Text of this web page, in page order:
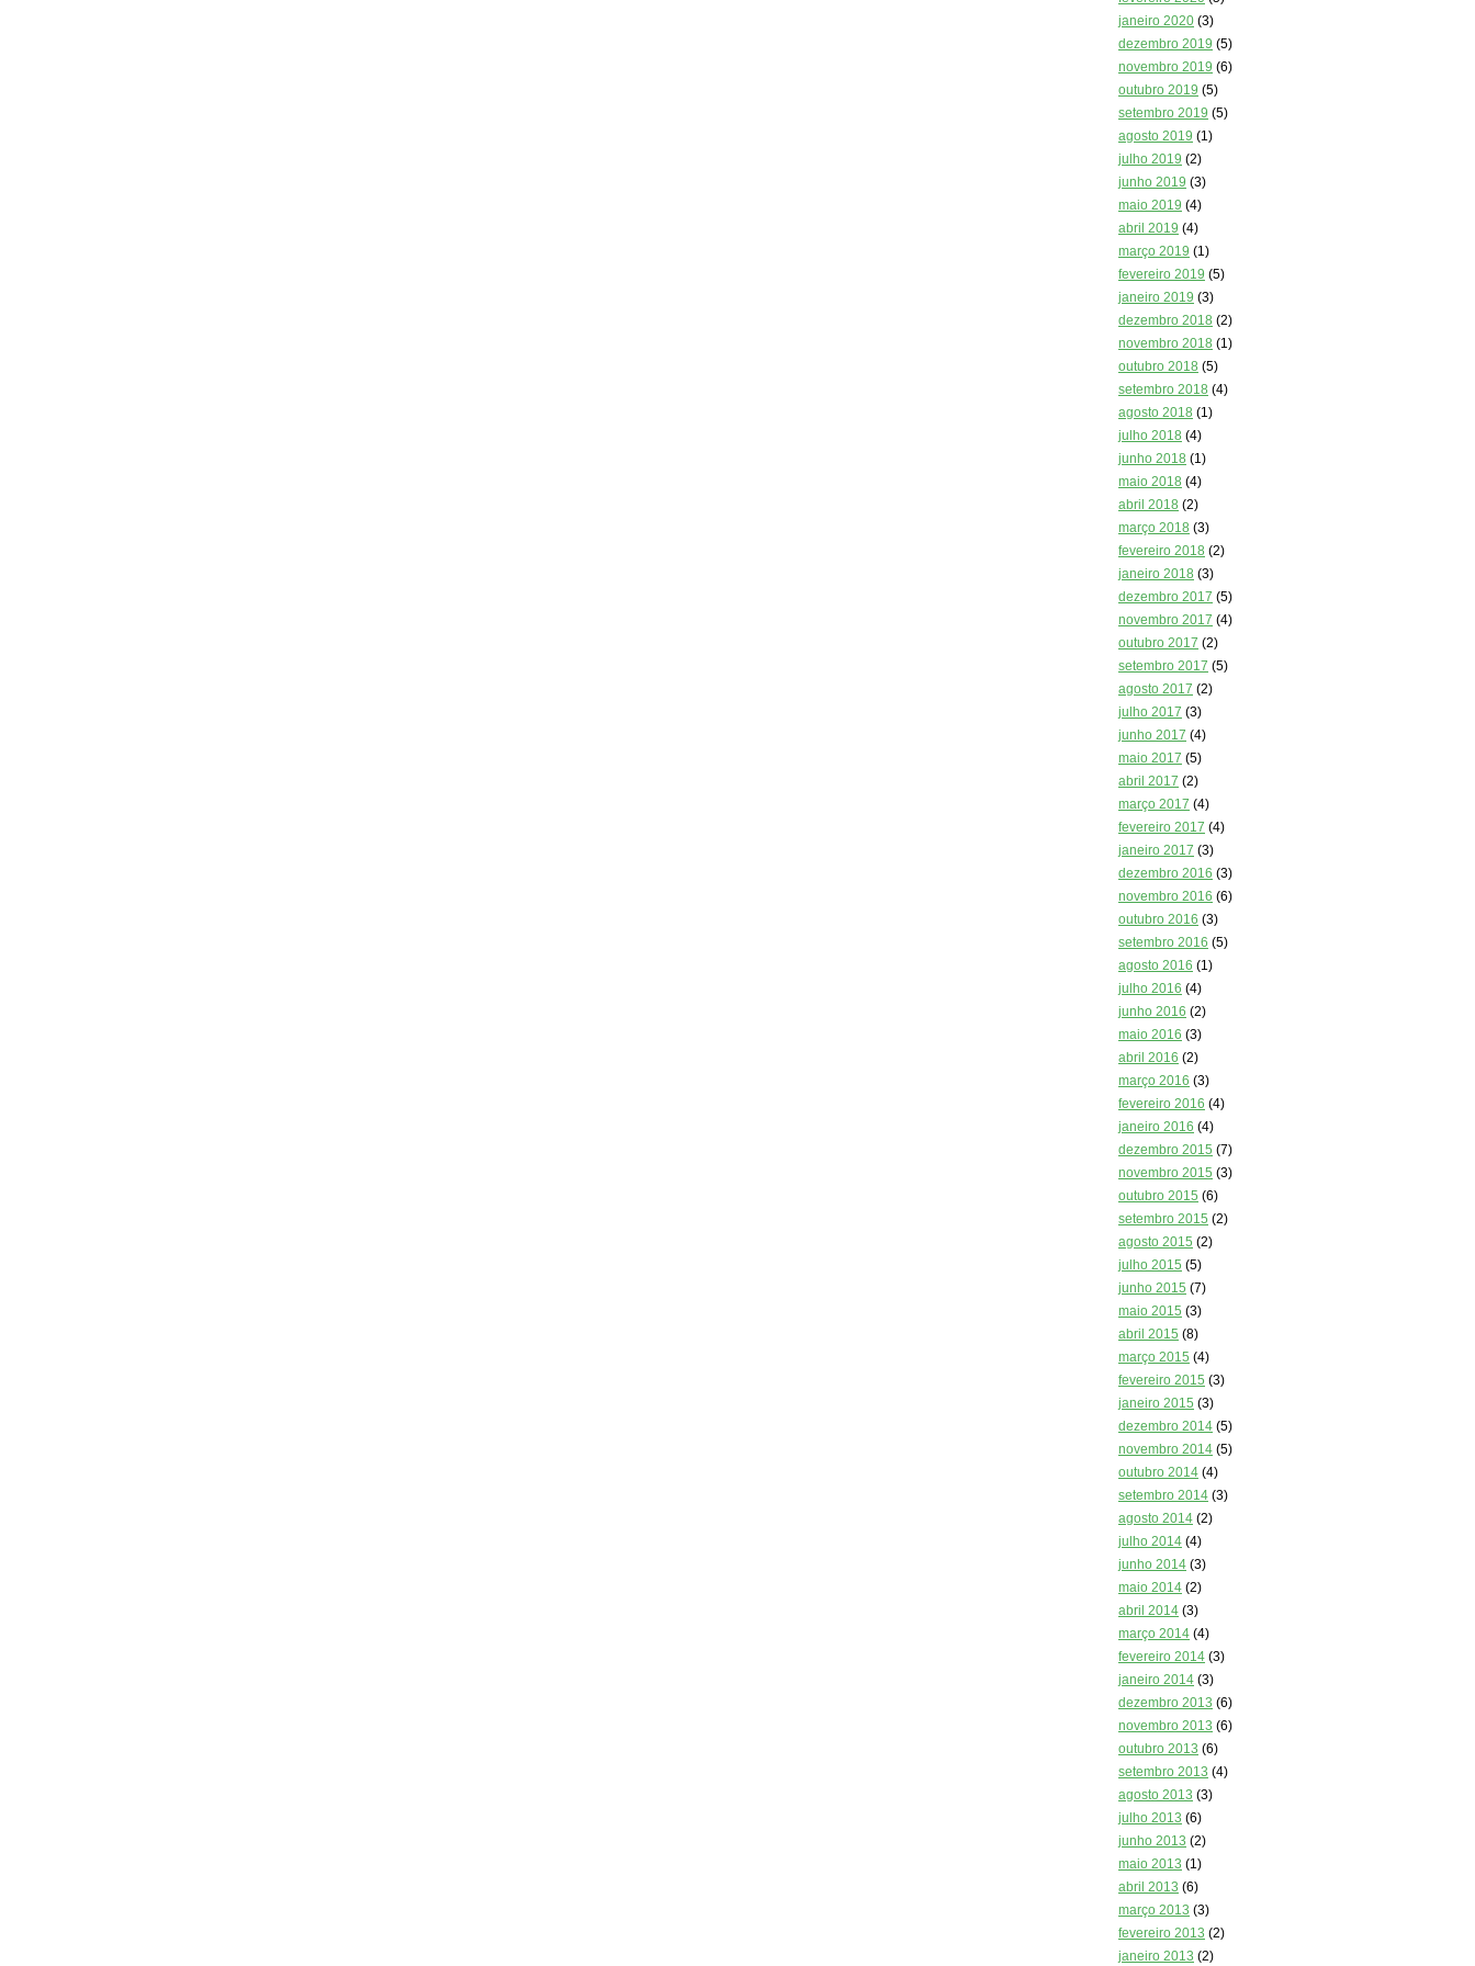
janeiro 2020 (3)
dezembro 2019 (5)
novembro 2019 (6)
outubro 2019 (5)
setembro 2019 (5)
agosto 2019 (1)
julho 2019 (2)
junho 2019 (3)
maio 2019 (4)
abril 2019 (4)
março 2019 (1)
fevereiro 2019 (5)
janeiro 2019 (3)
dezembro 2018 (2)
novembro 2018 (1)
outubro 2018 (5)
setembro 2018 (4)
agosto 2018 (1)
julho 2018 (4)
junho 2018 (1)
maio 2018 (4)
abril 2018 (2)
março 2018 (3)
fevereiro 2018 (2)
janeiro 2018 (3)
dezembro 2017 (5)
novembro 2017 (4)
outubro 2017 (2)
setembro 2017 (5)
agosto 2017 (2)
julho 2017 (3)
junho 2017 (4)
maio 2017 (5)
abril 2017 (2)
março 2017 (4)
fevereiro 2017 (4)
janeiro 2017 (3)
dezembro 2016 (3)
novembro 2016 (6)
outubro 2016 (3)
setembro 2016 (5)
agosto 2016 (1)
julho 2016 (4)
junho 2016 (2)
maio 2016 (3)
abril 2016 (2)
março 2016 (3)
fevereiro 2016 (4)
janeiro 2016 (4)
dezembro 2015 (7)
novembro 2015 (3)
outubro 2015 (6)
setembro 2015 (2)
agosto 2015 (2)
julho 2015 (5)
junho 2015 (7)
maio 2015 (3)
abril 2015 (8)
março 2015 (4)
fevereiro 2015 (3)
janeiro 2015 (3)
dezembro 2014 (5)
novembro 2014 (5)
outubro 2014 (4)
setembro 2014 (3)
agosto 2014 (2)
julho 2014 (4)
junho 2014 (3)
maio 2014 (2)
abril 2014 (3)
março 2014 (4)
fevereiro 2014 (3)
janeiro 2014 (3)
dezembro 2013 (6)
novembro 2013 (6)
outubro 2013 (6)
setembro 2013 (4)
agosto 2013 (3)
julho 2013 (6)
junho 2013 (2)
maio 2013 (1)
abril 2013 (6)
março 2013 (3)
fevereiro 2013 (2)
janeiro 2013 (2)